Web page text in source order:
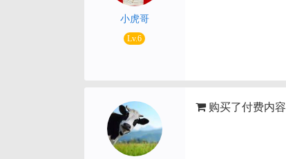
小虎哥
Lv.6
购买了付费内容